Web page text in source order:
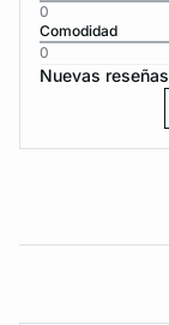
0
Comodidad
0
Nuevas reseñas